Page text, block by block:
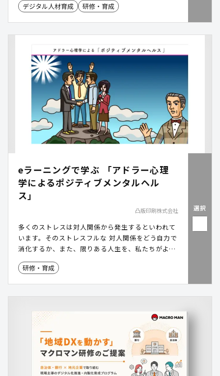
も・どこでも」学べる環境を整備。さらに動画を資
デジタル人材育成 研修・育成
eラーニングで学ぶ 「アドラー心理
学によるポジティブメンタルヘル
ス」
凸版印刷株式会社
多くのストレスは対人関係から発生するといわれて
います。そのストレスフルな 対人関係をどう自力で
消化するか、また、限りある人生を、私たちがより
良く幸福に生きるにはどうしたらいいのか。アドラ
ー心理学をベースにした本eラーニングを通じて、
研修・育成
選択